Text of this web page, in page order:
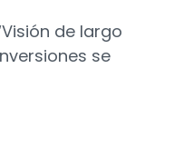
de largo
se